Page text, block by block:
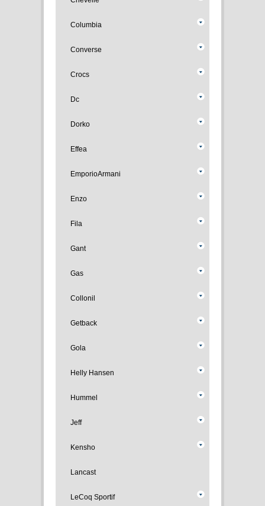
Columbia
Converse
Crocs
Dc
Dorko
Effea
EmporioArmani
Enzo
Fila
Gant
Gas
Collonil
Getback
Gola
Helly Hansen
Hummel
Jeff
Kensho
Lancast
LeCoq Sportif